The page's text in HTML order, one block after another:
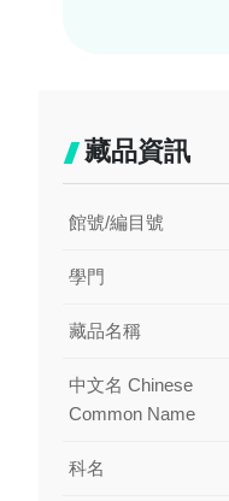
藏品資訊
館號/編目號
學門
藏品名稱
中文名 Chinese
Common Name
科名